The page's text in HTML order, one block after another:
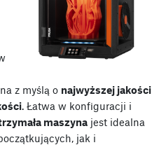
z myślą o najwyższej jakości
. Łatwa w konfiguracji i
maszynajest idealna
jak i